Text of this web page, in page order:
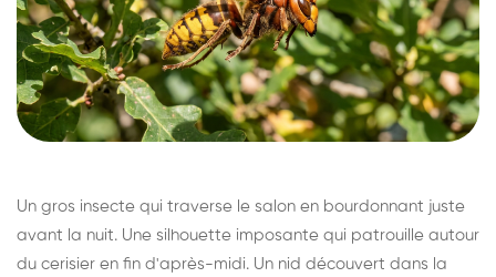
Un gros insecte qui traverse le salon en bourdonnant juste
avant la nuit. Une silhouette imposante qui patrouille autour
du cerisier en fin d'après-midi. Un nid découvert dans la